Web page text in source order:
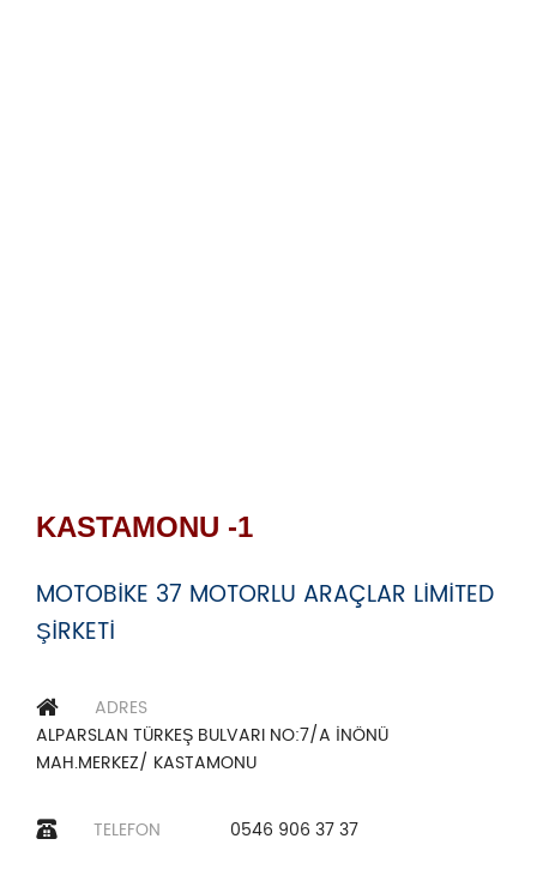
KASTAMONU -1
MOTOBİKE 37 MOTORLU ARAÇLAR LİMİTED
ŞİRKETİ
ADRES
ALPARSLAN TÜRKEŞ BULVARI NO:7/A İNÖNÜ
MAH.MERKEZ/ KASTAMONU
TELEFON 0546 906 37 37